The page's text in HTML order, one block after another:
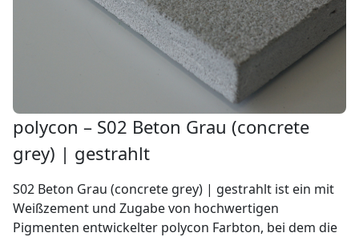
polycon – S02 Beton Grau (concrete
grey) | gestrahlt
S02 Beton Grau (concrete grey) | gestrahlt ist ein mit
Weißzement und Zugabe von hochwertigen
Pigmenten entwickelter polycon Farbton, bei dem die